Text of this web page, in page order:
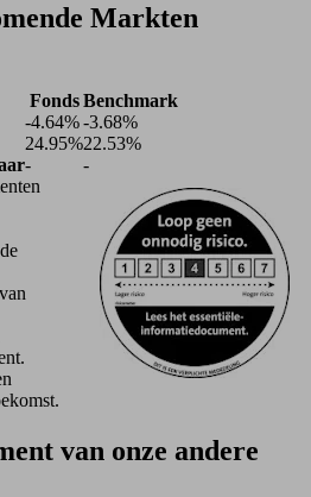
Markten
Fonds Benchmark
-4.64%-3.68%
24.95%22.53%
-
-
van onze andere